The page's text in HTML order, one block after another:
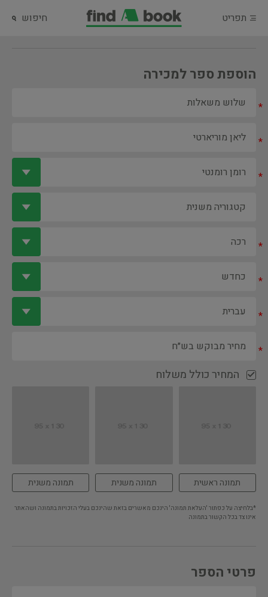
תפריט חיפוש
הוספת ספר למכירה
*
*
*
*
*
*
*
המחיר כולל משלוח
תמונה ראשית תמונה משנית תמונה משנית
*בלחיצה על כפתור 'העלאת תמונה' הינכם מאשרים בזאת שהינכם בעלי הזכויות בתמונה ושהאתר
אינו צד בכל הקשור בתמונה
פרטי הספר